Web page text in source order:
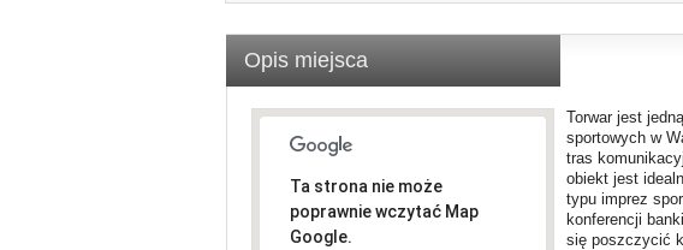
Opis miejsca
Ta strona nie może
poprawnie wczytać Map
Google.
Torwar jest
sportowych w
tras
obiekt jest
typu imprez
konferencji
się poszczycić